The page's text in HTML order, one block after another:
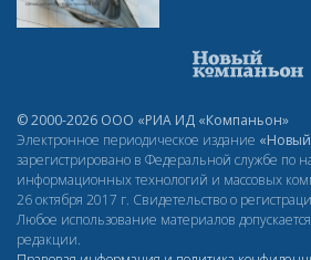
© 2000-2026 ООО «РИА ИД «Компаньон»
Электронное периодическое издание
зарегистрировано в Федеральной службе по
информационных технологий и массовых
26 октября 2017 г. Свидетельство о
Любое использование материалов допускается
редакции.